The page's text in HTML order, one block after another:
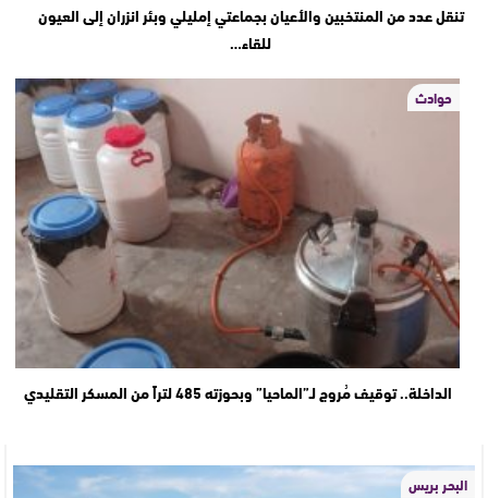
تنقل عدد من المنتخبين والأعيان بجماعتي إمليلي وبئر انزران إلى العيون
للقاء…
حوادث
الداخلة.. توقيف مُروج لـ”الماحيا” وبحوزته 485 لتراً من المسكر التقليدي
البحر بريس